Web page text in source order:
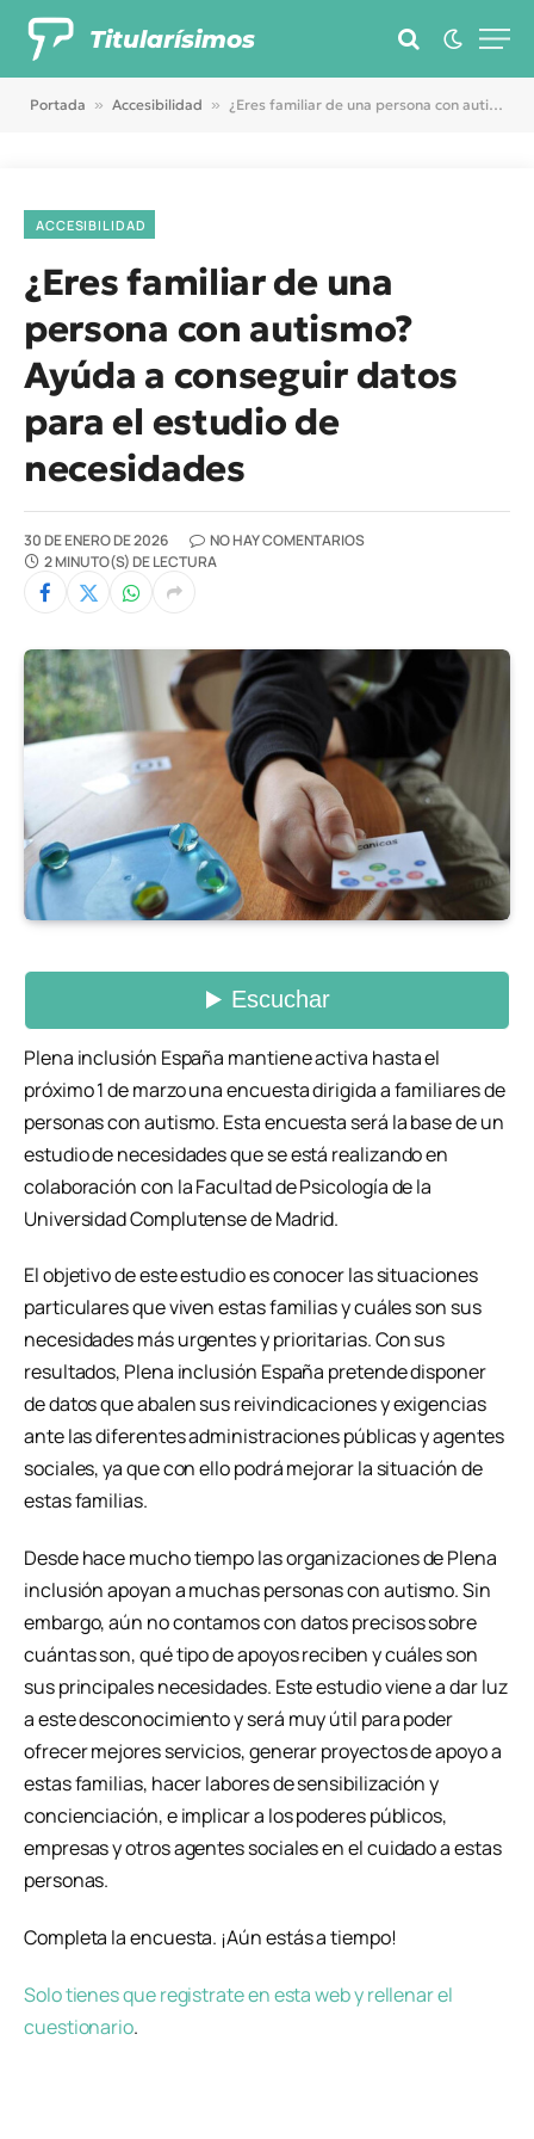
Titularísimos
Portada » Accesibilidad » ¿Eres familiar de una persona con autismo? Ayúda a conseguir datos para el estudio de necesidades
ACCESIBILIDAD
¿Eres familiar de una
persona con autismo?
Ayúda a conseguir datos
para el estudio de
necesidades
30 DE ENERO DE 2026
NO HAY COMENTARIOS
2 MINUTO(S) DE LECTURA
Plena inclusión España mantiene activa hasta el
próximo 1 de marzo una encuesta dirigida a familiares de
personas con autismo. Esta encuesta será la base de un
estudio de necesidades que se está realizando en
colaboración con la Facultad de Psicología de la
Universidad Complutense de Madrid.
El objetivo de este estudio es conocer las situaciones
particulares que viven estas familias y cuáles son sus
necesidades más urgentes y prioritarias. Con sus
resultados, Plena inclusión España pretende disponer
de datos que abalen sus reivindicaciones y exigencias
ante las diferentes administraciones públicas y agentes
sociales, ya que con ello podrá mejorar la situación de
estas familias.
Desde hace mucho tiempo las organizaciones de Plena
inclusión apoyan a muchas personas con autismo. Sin
embargo, aún no contamos con datos precisos sobre
cuántas son, qué tipo de apoyos reciben y cuáles son
sus principales necesidades. Este estudio viene a dar luz
a este desconocimiento y será muy útil para poder
ofrecer mejores servicios, generar proyectos de apoyo a
estas familias, hacer labores de sensibilización y
concienciación, e implicar a los poderes públicos,
empresas y otros agentes sociales en el cuidado a estas
personas.
Completa la encuesta. ¡Aún estás a tiempo!
Solo tienes que registrate en esta web y rellenar el
cuestionario.